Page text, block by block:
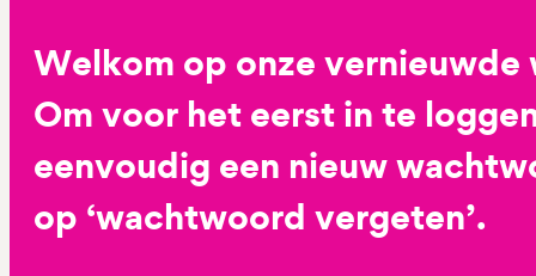
Welkom op onze vernieuwde
Om voor het eerst in te
eenvoudig een nieuw
op ‘wachtwoord vergeten’.